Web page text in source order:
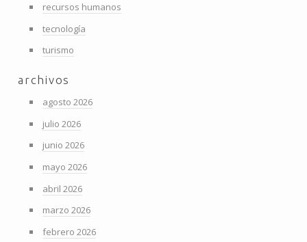
recursos humanos
tecnología
turismo
archivos
agosto 2026
julio 2026
junio 2026
mayo 2026
abril 2026
marzo 2026
febrero 2026